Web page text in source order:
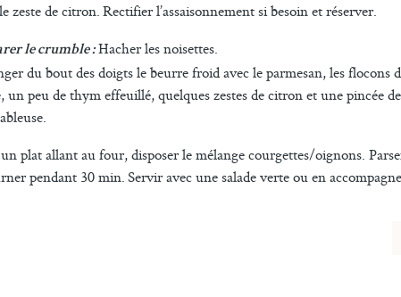
zeste de citron. Rectifier l’assaisonnement si besoin et réserver.
le crumble :Hacher les noisettes.
du bout des doigts le beurre froid avec le parmesan, les flocons
un peu de thym effeuillé, quelques zestes de citron et une pincée
plat allant au four, disposer le mélange courgettes/oignons.
pendant 30 min. Servir avec une salade verte ou en